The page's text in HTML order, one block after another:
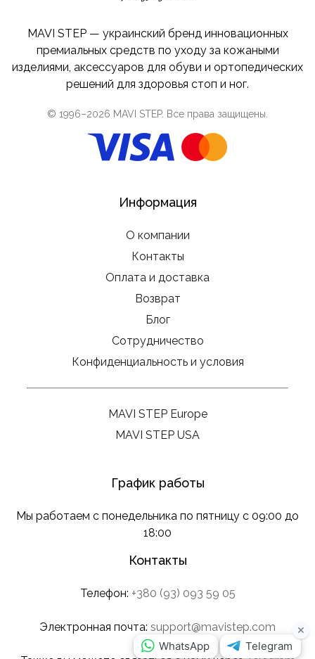
MAVI STEP — украинский бренд инновационных
премиальных средств по уходу за кожаными
изделиями, аксессуаров для обуви и ортопедических
решений для здоровья стоп и ног.
© 1996–2026 MAVI STEP. Все права защищены.
Информация
О компании
Контакты
Оплата и доставка
Возврат
Блог
Сотрудничество
Конфиденциальность и условия
MAVI STEP Europe
MAVI STEP USA
График работы
Мы работаем с понедельника по пятницу с 09:00 до
18:00
Контакты
Телефон: +380 (93) 093 59 05
Электронная почта: support@mavistep.com